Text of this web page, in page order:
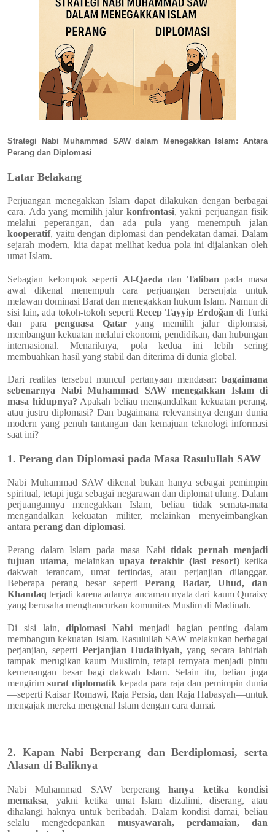
Strategi Nabi Muhammad SAW dalam Menegakkan Islam: Antara
Perang dan Diplomasi
Latar Belakang
Perjuangan menegakkan Islam dapat dilakukan dengan berbagai
cara. Ada yang memilih jalur konfrontasi, yakni perjuangan fisik
melalui peperangan, dan ada pula yang menempuh jalan
kooperatif, yaitu dengan diplomasi dan pendekatan damai. Dalam
sejarah modern, kita dapat melihat kedua pola ini dijalankan oleh
umat Islam.
Sebagian kelompok seperti Al-Qaeda dan Taliban pada masa
awal dikenal menempuh cara perjuangan bersenjata untuk
melawan dominasi Barat dan menegakkan hukum Islam. Namun di
sisi lain, ada tokoh-tokoh sepertiRecep Tayyip Erdoğan di Turki
dan parapenguasa Qataryang memilih jalur diplomasi,
membangun kekuatan melalui ekonomi, pendidikan, dan hubungan
internasional. Menariknya, pola kedua ini lebih sering
membuahkan hasil yang stabil dan diterima di dunia global.
Dari realitas tersebut muncul pertanyaan mendasar: bagaimana
sebenarnya Nabi Muhammad SAW menegakkan Islam di
masa hidupnya? Apakah beliau mengandalkan kekuatan perang,
atau justru diplomasi? Dan bagaimana relevansinya dengan dunia
modern yang penuh tantangan dan kemajuan teknologi informasi
saat ini?
1. Perang dan Diplomasi pada Masa Rasulullah SAW
Nabi Muhammad SAW dikenal bukan hanya sebagai pemimpin
spiritual, tetapi juga sebagai negarawan dan diplomat ulung. Dalam
perjuangannya menegakkan Islam, beliau tidak semata-mata
mengandalkan kekuatan militer, melainkan menyeimbangkan
antara perang dan diplomasi.
Perang dalam Islam pada masa Nabi tidak pernah menjadi
tujuan utama, melainkan upaya terakhir (last resort)ketika
dakwah terancam, umat tertindas, atau perjanjian dilanggar.
Beberapa perang besar sepertiPerang Badar, Uhud, dan
Khandaq terjadi karena adanya ancaman nyata dari kaum Quraisy
yang berusaha menghancurkan komunitas Muslim di Madinah.
Di sisi lain,diplomasi Nabi menjadi bagian penting dalam
membangun kekuatan Islam. Rasulullah SAW melakukan berbagai
perjanjian, seperti Perjanjian Hudaibiyah, yang secara lahiriah
tampak merugikan kaum Muslimin, tetapi ternyata menjadi pintu
kemenangan besar bagi dakwah Islam. Selain itu, beliau juga
mengirim surat diplomatik kepada para raja dan pemimpin dunia
—seperti Kaisar Romawi, Raja Persia, dan Raja Habasyah—untuk
mengajak mereka mengenal Islam dengan cara damai.
2. Kapan Nabi Berperang dan Berdiplomasi, serta
Alasan di Baliknya
Nabi Muhammad SAW berperanghanya ketika kondisi
memaksa, yakni ketika umat Islam dizalimi, diserang, atau
dihalangi haknya untuk beribadah. Dalam kondisi damai, beliau
selalu mengedepankan musyawarah, perdamaian, dan